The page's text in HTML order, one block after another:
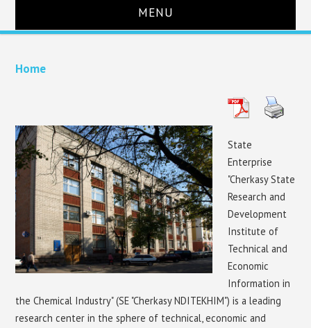
MENU
EU CHEMICAL LEGISLATION
STANDARTIZATION
CONTACTS
Home
State
Enterprise
"Cherkasy State
Research and
Development
Institute of
Technical and
Economic
Information in
the Chemical Industry" (SE "Cherkasy NDITEKHIM") is a leading
research center in the sphere of technical, economic and